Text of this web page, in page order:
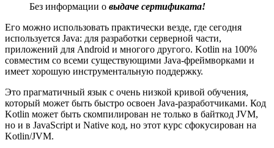
Без информации о выдаче сертификата!
Его можно использовать практически везде, где сегодня
используется Java: для разработки серверной части,
приложений для Android и многого другого. Kotlin на 100%
совместим со всеми существующими Java-фреймворками и
имеет хорошую инструментальную поддержку.
Это прагматичный язык с очень низкой кривой обучения,
который может быть быстро освоен Java-разработчиками. Код
Kotlin может быть скомпилирован не только в байткод JVM,
но и в JavaScript и Native код, но этот курс сфокусирован на
Kotlin/JVM.